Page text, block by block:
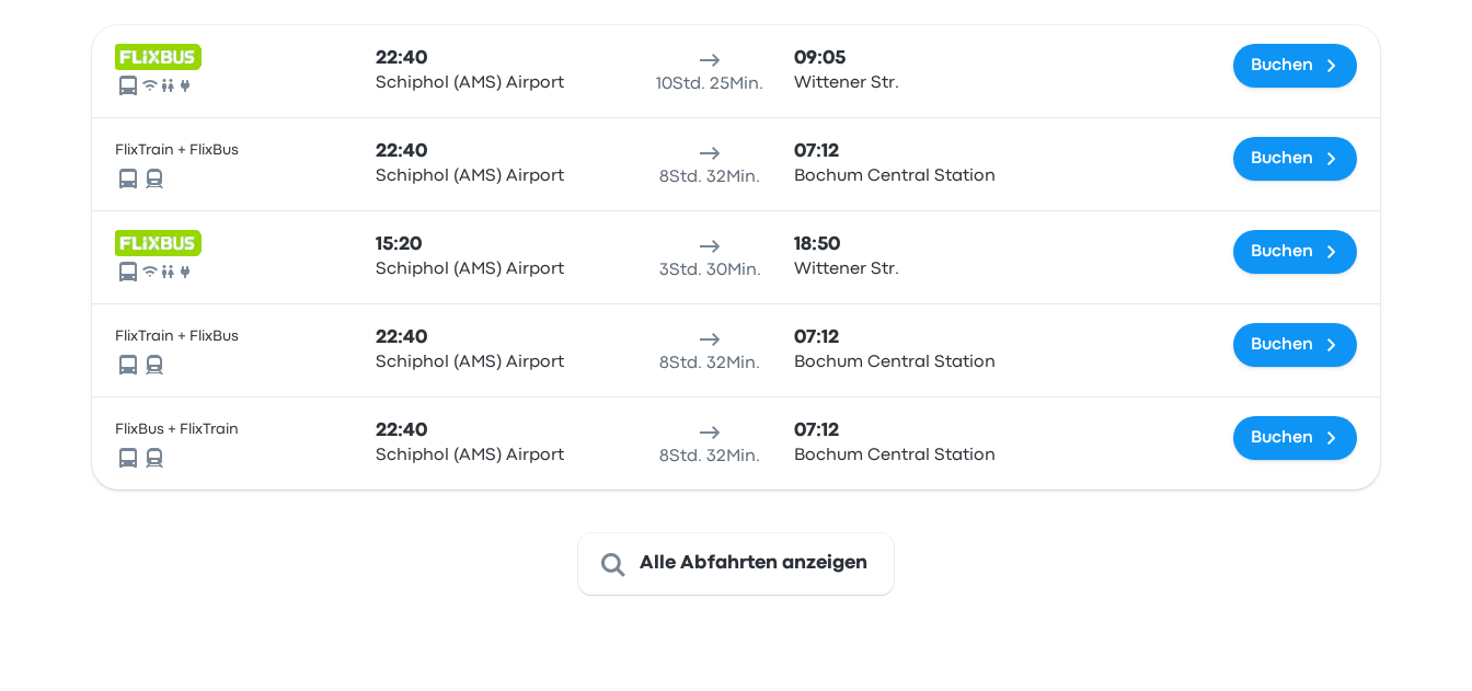
22:40
Schiphol (AMS) Airport 10Std. 25Min.
09:05
Wittener Str.
Buchen
FlixTrain + FlixBus 22:40
Schiphol (AMS) Airport 8Std. 32Min.
07:12
Bochum Central Station
Buchen
15:20
Schiphol (AMS) Airport 3Std. 30Min.
18:50
Wittener Str.
Buchen
FlixTrain + FlixBus 22:40
Schiphol (AMS) Airport 8Std. 32Min.
07:12
Bochum Central Station
Buchen
FlixBus + FlixTrain 22:40
Schiphol (AMS) Airport 8Std. 32Min.
07:12
Bochum Central Station
Buchen
Alle Abfahrten anzeigen